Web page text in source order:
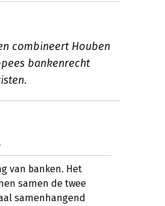
combineert Houben
bankenrecht
van banken. Het
samen de twee
samenhangend